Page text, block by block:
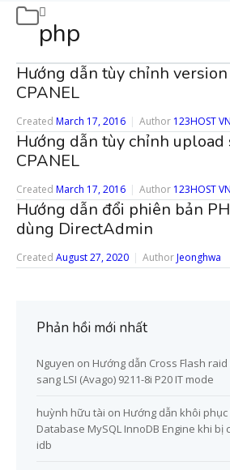
php
Hướng dẫn tùy chỉnh
CPANEL
Created March 17, 2016 Author 123HOST VN
Hướng dẫn tùy chỉnh upload
CPANEL
Created March 17, 2016 Author 123HOST VN
Hướng dẫn đổi phiên bản
dùng DirectAdmin
Created August 27, 2020 AuthorJeonghwa
Phản hồi mới nhất
Nguyen on Hướng dẫn Cross Flash raid
sang LSI (Avago) 9211-8i P20 IT mode
huỳnh hữu tài on Hướng dẫn khôi
Database MySQL InnoDB Engine khi
idb